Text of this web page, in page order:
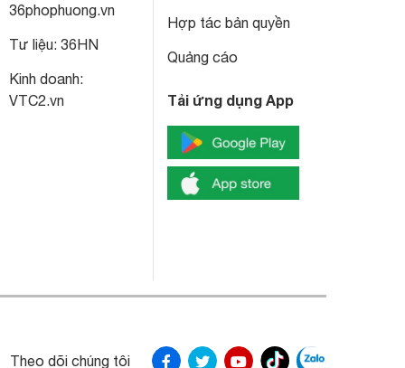
36phophuong.vn
Tư liệu: 36HN
Kinh doanh:
VTC2.vn
Hợp tác bản quyền
Quảng cáo
Tải ứng dụng App
Theo dõi chúng tôi